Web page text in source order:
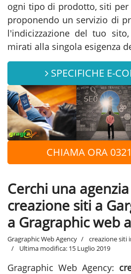
ogni tipo di prodotto, siti
proponendo un servizio di
l'indicizzazione del tuo
mirati alla singola esigenza
SPECIFICHE E-
CHIAMA ORA
Cerchi una
creazione siti a
a Gragraphic web
Gragraphic Web Agency creazione siti
Ultima modifica: 15 Luglio 2019
Gragraphic Web Agency: